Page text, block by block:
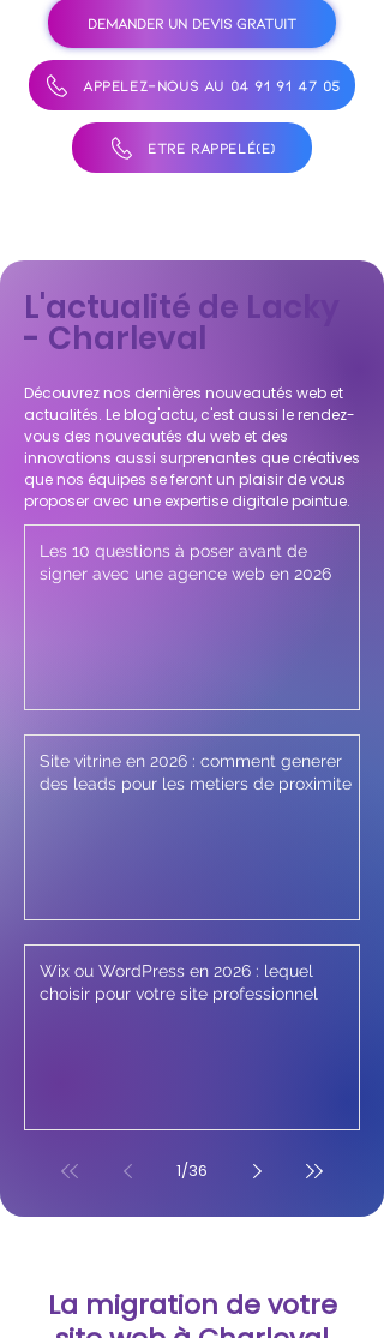
DEMANDER UN DEVIS GRATUIT
APPELEZ-NOUS AU 04 91 91 47 05
ÊTRE RAPPELÉ(E)
L'actualité de Lacky
- Charleval
Découvrez nos dernières nouveautés web et
actualités. Le blog'actu, c'est aussi le rendez-
vous des nouveautés du web et des
innovations aussi surprenantes que créatives
que nos équipes se feront un plaisir de vous
proposer avec une expertise digitale pointue.
Les 10 questions à poser avant de
signer avec une agence web en 2026
Site vitrine en 2026 : comment generer
des leads pour les metiers de proximite
Wix ou WordPress en 2026 : lequel
choisir pour votre site professionnel
1/36
La migration de votre